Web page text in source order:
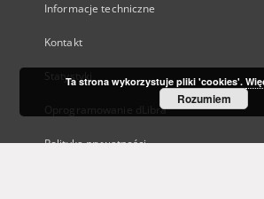
Informacje techniczne
Kontakt
Statystyki
Oprogramowanie dLibra
Polityka prywatności
Ta strona wykorzystuje pliki 'cookies'.
Rozumiem